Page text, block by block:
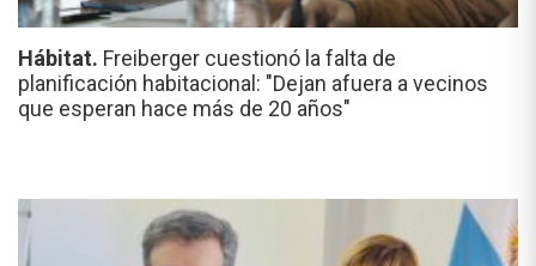
Hábitat. Freiberger cuestionó la falta de
planificación habitacional: "Dejan afuera a vecinos
que esperan hace más de 20 años"